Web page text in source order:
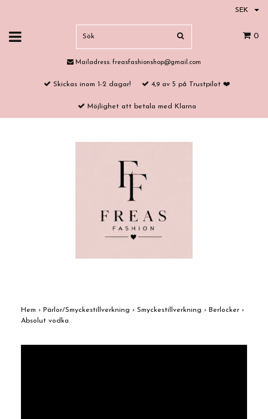
SEK
0
Mailadress: freasfashionshop@gmail.com
Skickas inom 1-2 dagar! 4,9 av 5 på Trustpilot ❤️
Möjlighet att betala med Klarna
Hem › Pärlor/Smyckestillverkning › Smyckestillverkning › Berlocker ›
Absolut vodka